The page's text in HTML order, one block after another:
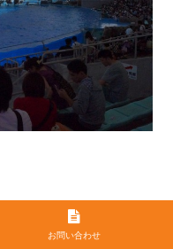
お問い合わせ